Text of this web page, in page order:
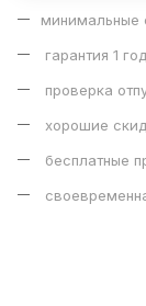
минимальные
гарантия 1
проверка
хорошие
бесплатные